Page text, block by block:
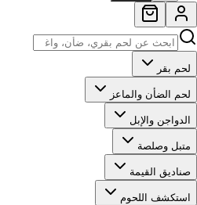
لحم بقر
لحم الضأن والماعز
الدواجن والإبل
متبل وصلصة
صناديق القيمة
استكشف اللحوم